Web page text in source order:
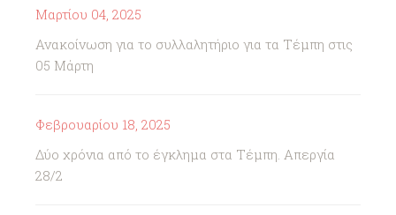
Μαρτίου 04, 2025
Ανακοίνωση για το συλλαλητήριο για τα Τέμπη στις
05 Μάρτη
Φεβρουαρίου 18, 2025
Δύο χρόνια από το έγκλημα στα Τέμπη. Απεργία
28/2